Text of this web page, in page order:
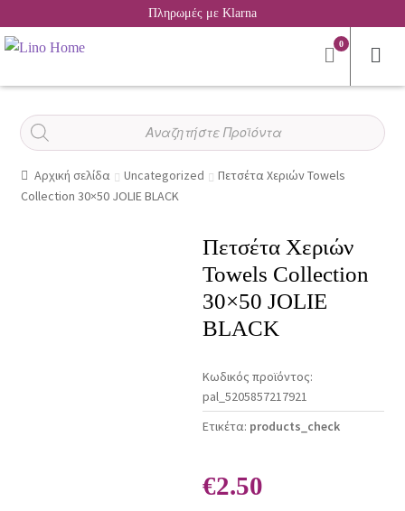
Πληρωμές με Klarna
0
Αναζήτηση
προϊόντων
Αρχική σελίδα Uncategorized
Πετσέτα Χεριών Towels
Collection 30×50 JOLIE BLACK
Πετσέτα Χεριών
Towels Collection
30×50 JOLIE
BLACK
Κωδικός προϊόντος:
pal_5205857217921
Ετικέτα: products_check
€2.50